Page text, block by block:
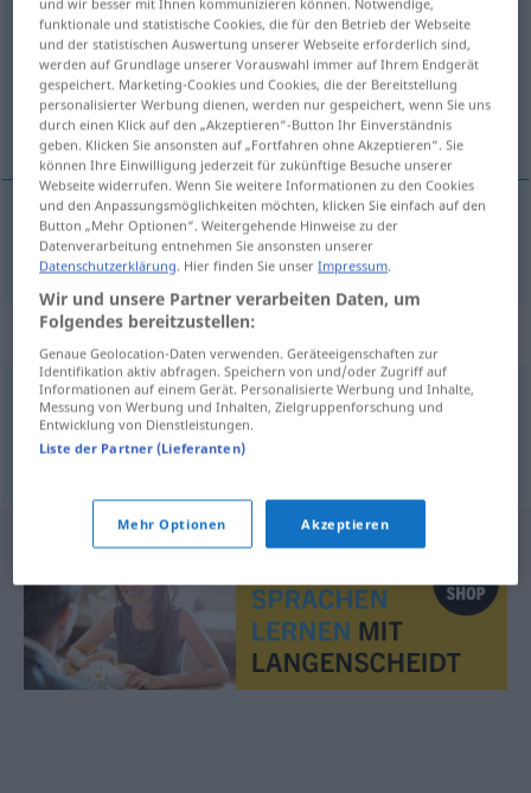
Übersicht aller Übersetzungen
(Für mehr Details die Übersetzung anklicken/antippen)
besitzlos, arm
besitzlos, (bettel)arm nincstelen
Synonyme für "nincstelen"
szegény,elesett,nyomorult
funktionale und statistische Cookies, die für den Betrieb der Webseite
und der statistischen Auswertung unserer Webseite erforderlich sind,
werden auf Grundlage unserer Vorauswahl immer auf Ihrem Endgerät
gespeichert. Marketing-Cookies und Cookies, die der Bereitstellung
personalisierter Werbung dienen, werden nur gespeichert, wenn Sie uns
durch einen Klick auf den „Akzeptieren“-Button Ihr Einverständnis
geben. Klicken Sie ansonsten auf „Fortfahren ohne Akzeptieren“. Sie
können Ihre Einwilligung jederzeit für zukünftige Besuche unserer
Webseite widerrufen. Wenn Sie weitere Informationen zu den Cookies
und den Anpassungsmöglichkeiten möchten, klicken Sie einfach auf den
Button „Mehr Optionen“. Weitergehende Hinweise zu der
Datenverarbeitung entnehmen Sie ansonsten unserer
Datenschutzerklärung . Hier finden Sie unserImpressum
Wir und unsere Partner verarbeiten Daten, um
Folgendes bereitzustellen:
Genaue Geolocation-Daten verwenden. Geräteeigenschaften zur
Identifikation aktiv abfragen. Speichern von und/oder Zugriff auf
Informationen auf einem Gerät. Personalisierte Werbung und Inhalte,
Messung von Werbung und Inhalten, Zielgruppenforschung und
Entwicklung von Dienstleistungen.
Liste der Partner (Lieferanten)
Mehr Optionen Akzeptieren